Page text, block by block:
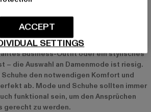
sondern auch funktional sind.
uns je nach Anlass oder
Egal, ob du einen lässigen
Business-Outfit oder ein stylisches
– die Auswahl an Damenmode ist riesig.
den notwendigen Komfort und
ab. Mode und Schuhe sollten immer
funktional sein, um den Ansprüchen
gerecht zu werden.
SETTINGS
ACCEPT